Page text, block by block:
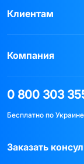
Клиентам
Компания
0 800 303
Бесплатно по Украине
Заказать